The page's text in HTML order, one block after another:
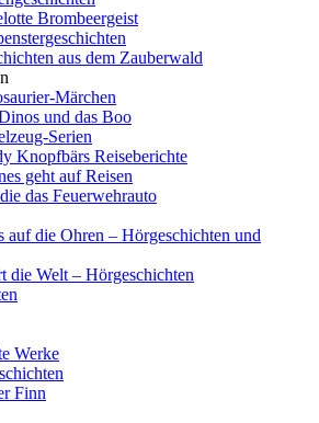
Brombeergeist
aus dem Zauberwald
Märchen
und das Boo
Serien
Knopfbärs Reiseberichte
geht auf Reisen
das Feuerwehrauto
auf die Ohren – Hörgeschichten und
die Welt – Hörgeschichten
Werke
Finn